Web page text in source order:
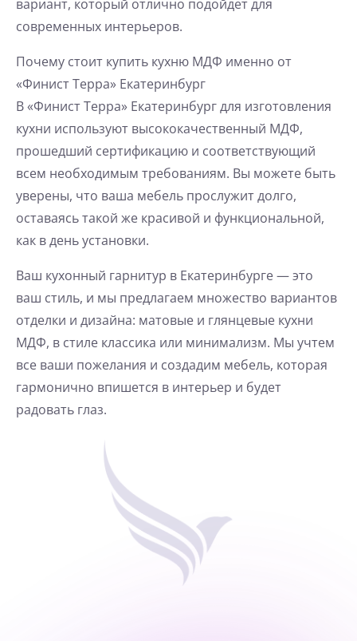
вариант, который отлично подойдет для
современных интерьеров.
Почему стоит купить кухню МДФ именно от
«Финист Терра» Екатеринбург
В «Финист Терра» Екатеринбург для изготовления
кухни используют высококачественный МДФ,
прошедший сертификацию и соответствующий
всем необходимым требованиям. Вы можете быть
уверены, что ваша мебель прослужит долго,
оставаясь такой же красивой и функциональной,
как в день установки.
Ваш кухонный гарнитур в Екатеринбурге — это
ваш стиль, и мы предлагаем множество вариантов
отделки и дизайна: матовые и глянцевые кухни
МДФ, в стиле классика или минимализм. Мы учтем
все ваши пожелания и создадим мебель, которая
гармонично впишется в интерьер и будет
радовать глаз.